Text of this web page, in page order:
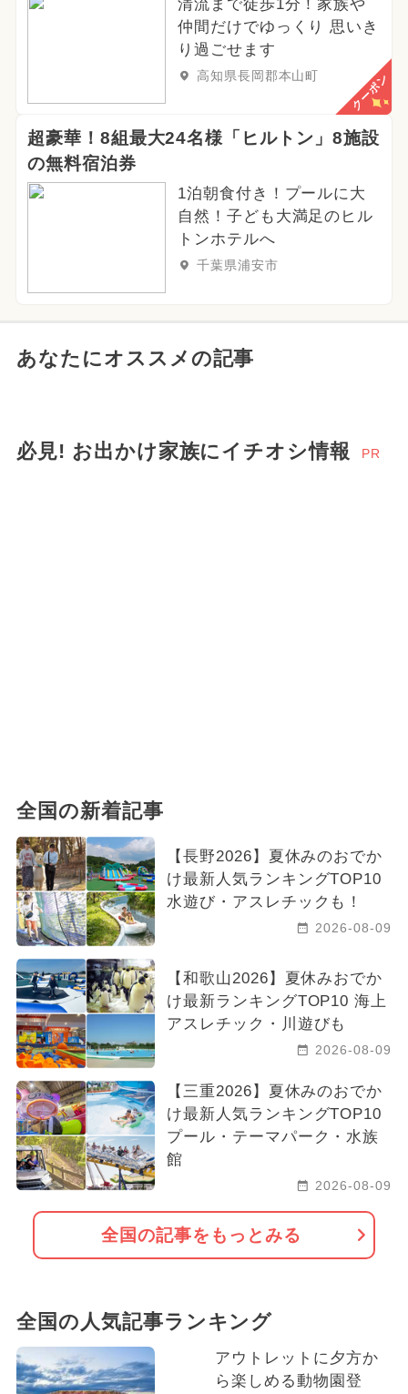
清流まで徒歩1分！家族や
仲間だけでゆっくり 思いき
り過ごせます
高知県長岡郡本山町 クーポン
超豪華！8組最大24名様「ヒルトン」8施設
の無料宿泊券
1泊朝食付き！プールに大
自然！子ども大満足のヒル
トンホテルへ
千葉県浦安市
あなたにオススメの記事
必見! お出かけ家族にイチオシ情報 PR
全国の新着記事
【長野2026】夏休みのおでか
け最新人気ランキングTOP10
水遊び・アスレチックも！
2026-08-09
【和歌山2026】夏休みおでか
け最新ランキングTOP10 海上
アスレチック・川遊びも
2026-08-09
【三重2026】夏休みのおでか
け最新人気ランキングTOP10
プール・テーマパーク・水族
館
2026-08-09
全国の記事をもっとみる
全国の人気記事ランキング
アウトレットに夕方か
ら楽しめる動物園登